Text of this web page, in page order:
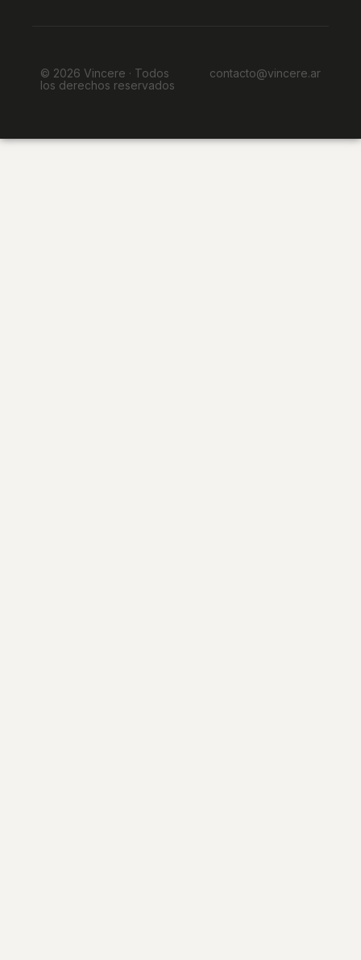
© 2026 Vincere · Todos
los derechos reservados
contacto@vincere.ar